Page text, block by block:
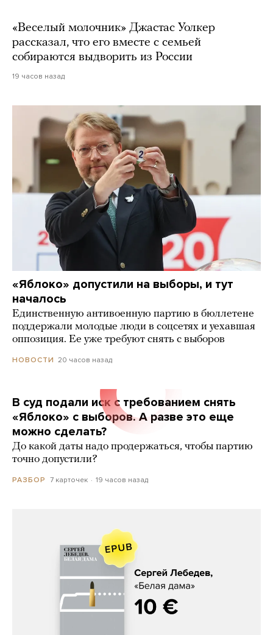
«Веселый молочник» Джастас Уолкер
рассказал, что его вместе с семьей
собираются выдворить из России
19 часов назад
«Яблоко» допустили на выборы, и тут
началось
Единственную антивоенную партию в бюллетене
поддержали молодые люди в соцсетях и уехавшая
оппозиция. Ее уже требуют снять с выборов
НОВОСТИ 20 часов назад
В суд подали иск с требованием снять
«Яблоко» с выборов. А разве это еще
можно сделать?
До какой даты надо продержаться, чтобы партию
точно допустили?
РАЗБОР 7 карточек 19 часов назад